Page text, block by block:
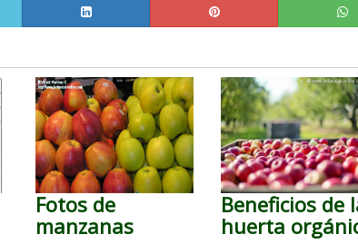
Fotos de
manzanas
Beneficios de
huerta